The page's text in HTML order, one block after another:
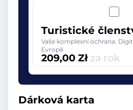
Turistické
Vaše komplexní ochrana.
Evropě
209,00 Zł za rok
Dárková karta